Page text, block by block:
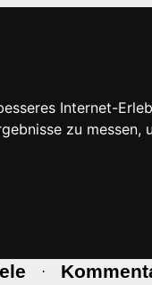
Internet-
zu
·